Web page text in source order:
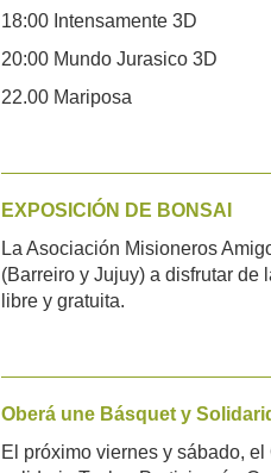
18:00 Intensamente 3D
20:00 Mundo Jurasico 3D
22.00 Mariposa
EXPOSICIÓN DE BONSAI
La Asociación Misioneros
(Barreiro y Jujuy) a disfrutar de
libre y gratuita.
Oberá une Básquet y
El próximo viernes y sábado,